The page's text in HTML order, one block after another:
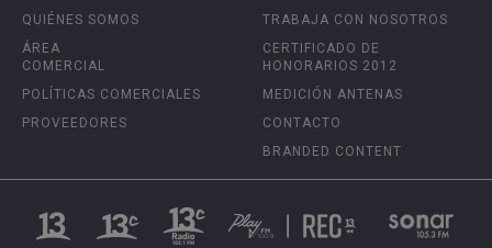
QUIÉNES SOMOS
ÁREA
COMERCIAL
POLÍTICAS COMERCIALES
PROVEEDORES
TRABAJA CON NOSOTROS
CERTIFICADO DE
HONORARIOS 2012
MEDICIÓN ANTENAS
CONTACTO
BRANDED CONTENT